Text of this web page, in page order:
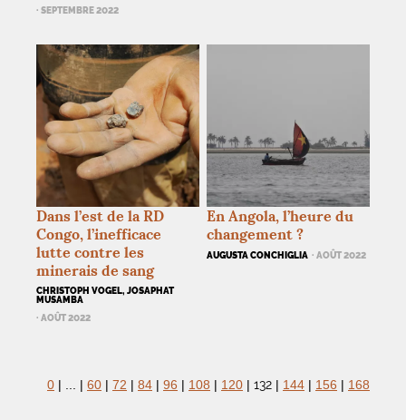
· SEPTEMBRE 2022
Dans l’est de laRD
Congo, l’inefficace
lutte contre les
minerais de sang
CHRISTOPH VOGEL, JOSAPHAT
MUSAMBA
· AOÛT 2022
En Angola, l’heure du
changement ?
AUGUSTA CONCHIGLIA · AOÛT 2022
0 | | 60 | 72 | 84 | 96 | 108 | 120 | 132 | 144 | 156 | 168